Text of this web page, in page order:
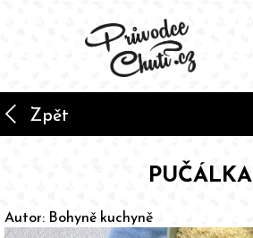
arrow_back_ios Zpět
PUČÁLKA
Autor: Bohyně kuchyně